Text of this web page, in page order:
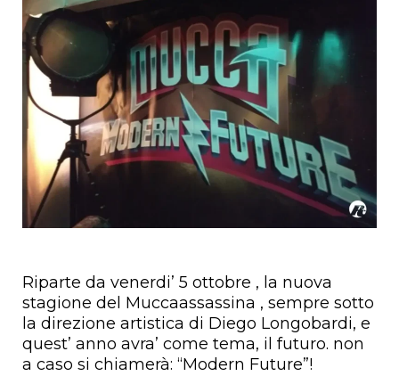
Riparte da venerdi’ 5 ottobre , la nuova
stagione del Muccaassassina , sempre sotto
la direzione artistica di Diego Longobardi, e
quest’ anno avra’ come tema, il futuro. non
a caso si chiamerà: “Modern Future”!